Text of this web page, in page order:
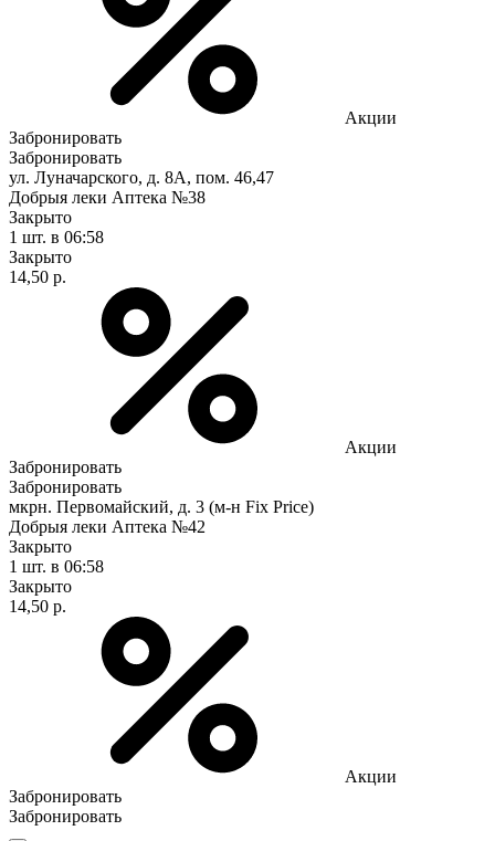
Акции
Забронировать
Забронировать
ул. Луначарского, д. 8А, пом. 46,47
Добрыя леки Аптека №38
Закрыто
1 шт. в 06:58
Закрыто
14,50 р.
Акции
Забронировать
Забронировать
мкрн. Первомайский, д. 3 (м-н Fix Рrice)
Добрыя леки Аптека №42
Закрыто
1 шт. в 06:58
Закрыто
14,50 р.
Акции
Забронировать
Забронировать